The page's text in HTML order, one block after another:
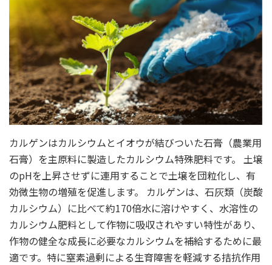
カルゲンはカルシウムとイオウが結びついた石膏（農業用
石膏）を主原料に製造したカルシウム特殊肥料です。 土壌
のpHを上昇させずに連用することで土壌を団粒化し、有
効微生物の増殖を促進します。 カルゲンは、石灰類（炭酸
カルシウム）に比べて約170倍水に溶けやすく、水溶性の
カルシウム肥料として作物に吸収されやすい特性があり、
作物の健全な成長に必要なカルシウムを補給するために最
適です。特に窒素過剰による生育障害を軽減する拮抗作用